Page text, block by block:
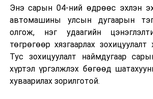
Энэ сарын 04-ний өдрөөс эхлэн
автомашины улсын дугаарын
олгож, нэг удаагийн
төгрөгөөр хязгаарлах
Тус зохицуулалт наймдугаар
хүртэл үргэлжлэх бөгөөд
хуваарилах зорилготой.